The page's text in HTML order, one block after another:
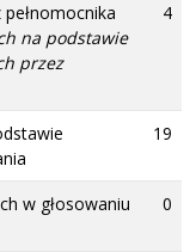
na podstawie
przez
4
19
w głosowaniu
0